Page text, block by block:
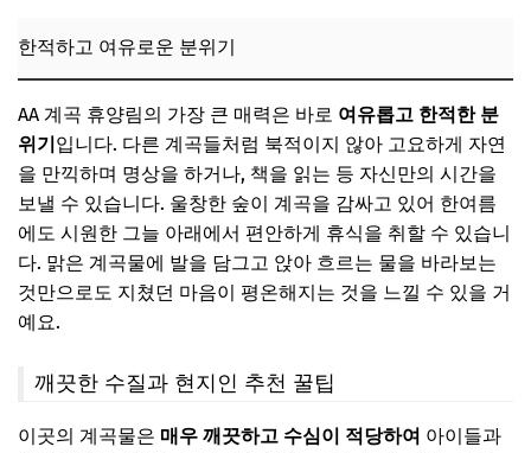
한적하고 여유로운 분위기
AA 계곡 휴양림의 가장 큰 매력은 바로 여유롭고 한적한 분
위기 입니다. 다른 계곡들처럼 북적이지 않아 고요하게 자연
을 만끽하며 명상을 하거나, 책을 읽는 등 자신만의 시간을
보낼 수 있습니다. 울창한 숲이 계곡을 감싸고 있어 한여름
에도 시원한 그늘 아래에서 편안하게 휴식을 취할 수 있습니
다. 맑은 계곡물에 발을 담그고 앉아 흐르는 물을 바라보는
것만으로도 지쳤던 마음이 평온해지는 것을 느낄 수 있을 거
예요.
깨끗한 수질과 현지인 추천 꿀팁
이곳의 계곡물은 매우 깨끗하고 수심이 적당하여 아이들과